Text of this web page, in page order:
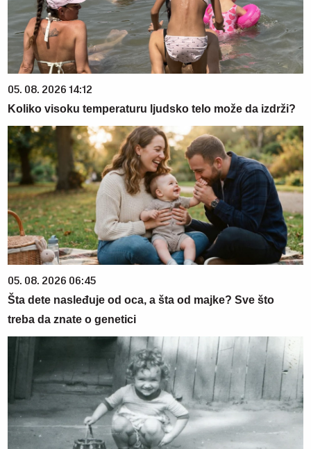
05. 08. 2026 14:12
Koliko visoku temperaturu ljudsko telo može da izdrži?
05. 08. 2026 06:45
Šta dete nasleđuje od oca, a šta od majke? Sve što
treba da znate o genetici